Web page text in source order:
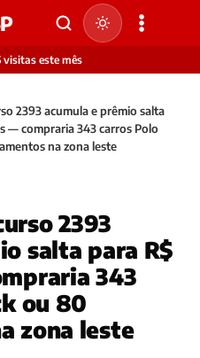
visitas este mês
2393 acumula e prêmio salta
— compraria 343 carros Polo
na zona leste
2393
salta para R$
343
ou 80
zona leste